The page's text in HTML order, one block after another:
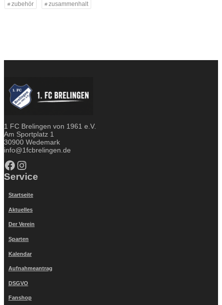
zubehör
zusammenhalt
1 FC Brelingen von 1961 e.V.
Am Sportplatz 1
30900 Wedemark
info@1fcbrelingen.de
Facebook Instagram
Service
Startseite
Aktuelles
Der Verein
Sparten
Kalendar
Aufnahmeantrag
DSGVO
Fanshop